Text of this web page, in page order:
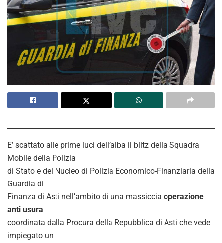
E’ scattato alle prime luci dell’alba il blitz della Squadra
Mobile della Polizia
di Stato e del Nucleo di Polizia Economico-Finanziaria della
Guardia di
Finanza di Asti nell’ambito di una massiccia operazione
anti usura
coordinata dalla Procura della Repubblica di Asti che vede
impiegato un